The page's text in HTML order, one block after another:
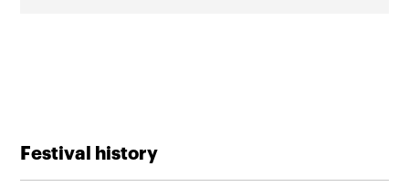
Festival history